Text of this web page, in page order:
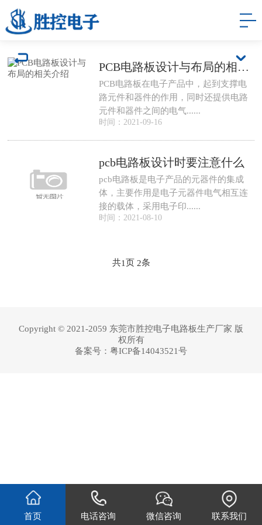
PCB电路板设计与布局的相关介绍
PCB电路板在电子产品中，起到支撑电
路元件和器件的作用，同时还提供电路
元件和器件之间的电气......
时间：2021-09-16
pcb电路板设计时要注意什么
pcb电路板是电子产品的元器件的集成
体，主要作用是电子元器件电气相互连
接的载体，采用电子印......
时间：2021-08-10
共1页 2条
Copyright © 2021-2059 东莞市胜控电子电路板生产厂家 版
权所有
备案号： 粤ICP备14043521号
首页 电话咨询 微信咨询 联系我们